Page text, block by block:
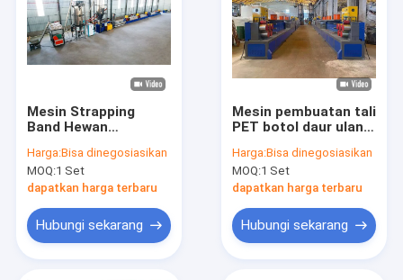
Mesin Strapping
Band Hewan
Botol Pembuatan
Strapping Band Lebar
12mm
Harga:Bisa dinegosiasikan
MOQ:1 Set
dapatkan harga terbaru
Hubungi sekarang
Mesin pembuatan tali
PET botol daur ulang
Band Membuat tali
PET kekuatan tinggi
sepenuhnya
Harga:Bisa dinegosiasikan
MOQ:1 Set
dapatkan harga terbaru
Hubungi sekarang